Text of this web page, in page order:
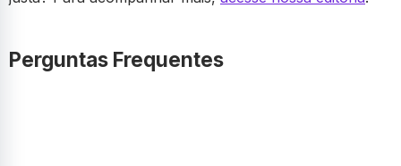
Perguntas Frequentes